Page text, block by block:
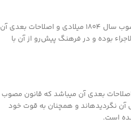
متن دیگر دربردارنده مواد مربوط به حقوق تعهدات در قانون مدنی مصوب سال 1804 میلادی و اصلاحات بعدی آن
فرانسه لازم­الاجراء بوده و در فرهنگ پیش‌رو از آن با
قانون مدنی مصوب سال 1804 میلادی و اصلاحات بعدی آن می­باشد که قانون مصوب
آن نگردیده­اند و همچنان به قوت خود
است.